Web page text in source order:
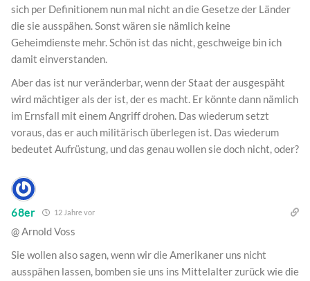
sich per Definitionem nun mal nicht an die Gesetze der Länder
die sie ausspähen. Sonst wären sie nämlich keine
Geheimdienste mehr. Schön ist das nicht, geschweige bin ich
damit einverstanden.
Aber das ist nur veränderbar, wenn der Staat der ausgespäht
wird mächtiger als der ist, der es macht. Er könnte dann nämlich
im Ernsfall mit einem Angriff drohen. Das wiederum setzt
voraus, das er auch militärisch überlegen ist. Das wiederum
bedeutet Aufrüstung, und das genau wollen sie doch nicht, oder?
68er 12 Jahre vor
@ Arnold Voss
Sie wollen also sagen, wenn wir die Amerikaner uns nicht
ausspähen lassen, bomben sie uns ins Mittelalter zurück wie die